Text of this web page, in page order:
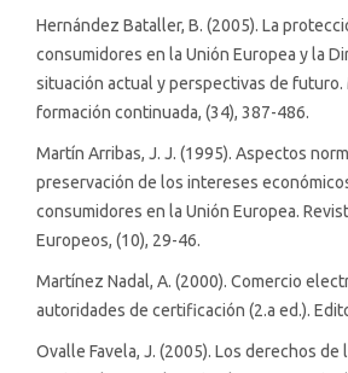
Hernández Bataller, B. (2005). La
consumidores en la Unión Europea y la
situación actual y perspectivas de futuro.
formación continuada, (34), 387-486.
Martín Arribas, J. J. (1995). Aspectos
preservación de los intereses
consumidores en la Unión Europea.
Europeos, (10), 29-46.
Martínez Nadal, A. (2000). Comercio
autoridades de certificación (2.a ed.).
Ovalle Favela, J. (2005). Los derechos de